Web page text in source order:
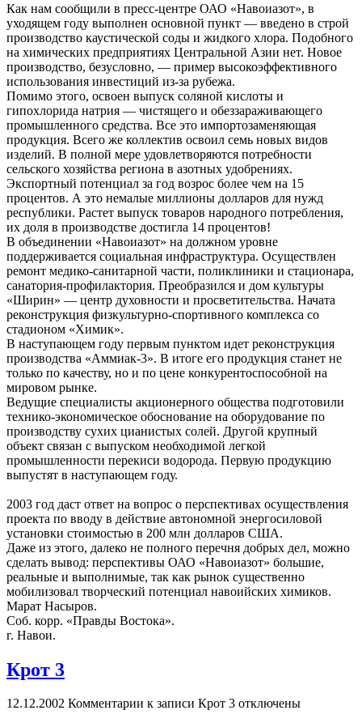
Как нам сообщили в пресс-центре ОАО «Навоиазот», в
уходящем году выполнен основной пункт — введено в строй
производство каустической соды и жидкого хлора. Подобного
на химических предприятиях Центральной Азии нет. Новое
производство, безусловно, — пример высокоэффективного
использования инвестиций из-за рубежа.
Помимо этого, освоен выпуск соляной кислоты и
гипохлорида натрия — чистящего и обеззараживающего
промышленного средства. Все это импортозаменяющая
продукция. Всего же коллектив освоил семь новых видов
изделий. В полной мере удовлетворяются потребности
сельского хозяйства региона в азотных удобрениях.
Экспортный потенциал за год возрос более чем на 15
процентов. А это немалые миллионы долларов для нужд
республики. Растет выпуск товаров народного потребления,
их доля в производстве достигла 14 процентов!
В объединении «Навоиазот» на должном уровне
поддерживается социальная инфраструктура. Осуществлен
ремонт медико-санитарной части, поликлиники и стационара,
санатория-профилактория. Преобразился и дом культуры
«Ширин» — центр духовности и просветительства. Начата
реконструкция физкультурно-спортивного комплекса со
стадионом «Химик».
В наступающем году первым пунктом идет реконструкция
производства «Аммиак-3». В итоге его продукция станет не
только по качеству, но и по цене конкурентоспособной на
мировом рынке.
Ведущие специалисты акционерного общества подготовили
технико-экономическое обоснование на оборудование по
производству сухих цианистых солей. Другой крупный
объект связан с выпуском необходимой легкой
промышленности перекиси водорода. Первую продукцию
выпустят в наступающем году.
2003 год даст ответ на вопрос о перспективах осуществления
проекта по вводу в действие автономной энергосиловой
установки стоимостью в 200 млн долларов США.
Даже из этого, далеко не полного перечня добрых дел, можно
сделать вывод: перспективы ОАО «Навоиазот» большие,
реальные и выполнимые, так как рынок существенно
мобилизовал творческий потенциал навоийских химиков.
Марат Насыров.
Соб. корр. «Правды Востока».
г. Навои.
Крот 3
12.12.2002 Комментарии к записи Крот 3 отключены